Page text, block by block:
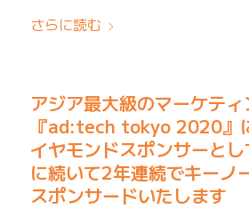
さらに読む
アジア最大級のマーケテ
『ad:tech tokyo 2020』
イヤモンドスポンサーと
に続いて2年連続でキーノ
スポンサードいたします